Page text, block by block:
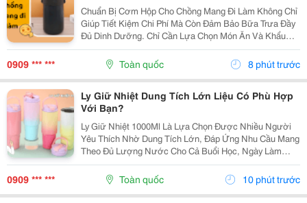
Chuẩn Bị Cơm Hộp Cho Chồng Mang Đi Làm Không Chỉ
Giúp Tiết Kiệm Chi Phí Mà Còn Đảm Bảo Bữa Trưa Đầy
Đủ Dinh Dưỡng. Chỉ Cần Lựa Chọn Món Ăn Và Khẩu
Phần Phù Hợp, Bạn Có Thể Giúp Bữa Ăn Mỗi Ngày Trở
Nên Ngon Miệng Và Đa Dạng Hơn. 1. Cách Xây Dựng
Cơm...
0909 *** *** Toàn quốc 8 phút trước
Ly Giữ Nhiệt Dung Tích Lớn Liệu Có Phù Hợp
Với Bạn?
Ly Giữ Nhiệt 1000Ml Là Lựa Chọn Được Nhiều Người
Yêu Thích Nhờ Dung Tích Lớn, Đáp Ứng Nhu Cầu Mang
Theo Đủ Lượng Nước Cho Cả Buổi Học, Ngày Làm
Việc Hoặc Những Chuyến Đi Dài. Hãy Cùng Cozycup
Tìm Hiểu Ngay Trong Bài Viết Dưới Đây. 1. Vì Sao Ly
0909 *** *** Toàn quốc 10 phút trước